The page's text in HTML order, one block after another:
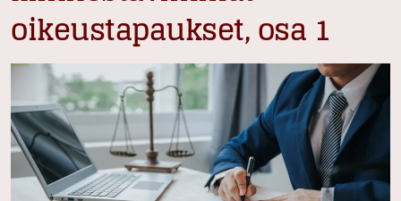
oikeustapaukset, osa 1